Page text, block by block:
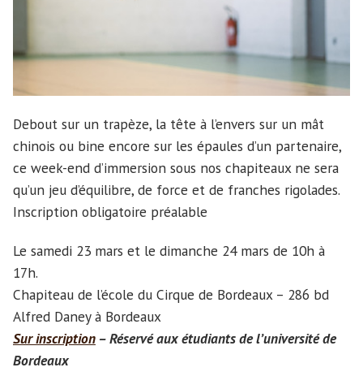
Debout sur un trapèze, la tête à l’envers sur un mât
chinois ou bine encore sur les épaules d’un partenaire,
ce week-end d’immersion sous nos chapiteaux ne sera
qu’un jeu d’équilibre, de force et de franches rigolades.
Inscription obligatoire préalable
Le samedi 23 mars et le dimanche 24 mars de 10h à
17h.
Chapiteau de l’école du Cirque de Bordeaux – 286 bd
Alfred Daney à Bordeaux
Sur inscription – Réservé aux étudiants de l’université de
Bordeaux